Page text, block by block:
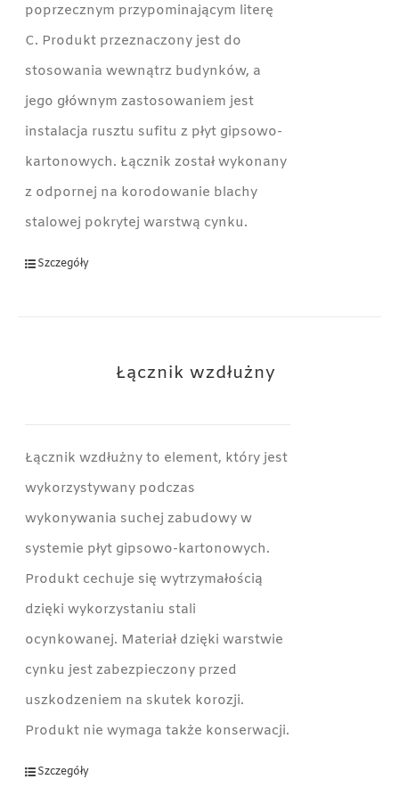
poprzecznym przypominającym literę
C. Produkt przeznaczony jest do
stosowania wewnątrz budynków, a
jego głównym zastosowaniem jest
instalacja rusztu sufitu z płyt gipsowo-
kartonowych. Łącznik został wykonany
z odpornej na korodowanie blachy
stalowej pokrytej warstwą cynku.
Szczegóły
Łącznik wzdłużny
Łącznik wzdłużny to element, który jest
wykorzystywany podczas
wykonywania suchej zabudowy w
systemie płyt gipsowo-kartonowych.
Produkt cechuje się wytrzymałością
dzięki wykorzystaniu stali
ocynkowanej. Materiał dzięki warstwie
cynku jest zabezpieczony przed
uszkodzeniem na skutek korozji.
Produkt nie wymaga także konserwacji.
Szczegóły